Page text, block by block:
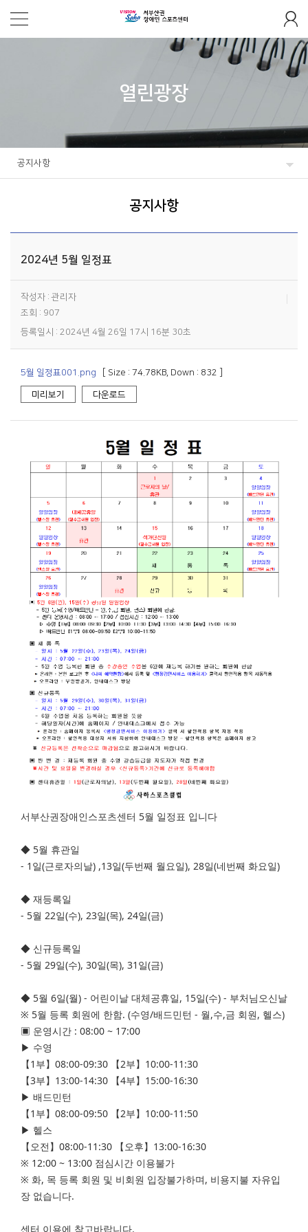
열린광장
공지사항
공지사항
2024년 5월 일정표
작성자 : 관리자
조회 : 907
등록일시 : 2024년 4월 26일 17시 16분 30초
5월 일정표001.png [ Size : 74.78KB, Down : 832 ]
미리보기 다운로드
서부산권장애인스포츠센터 5월 일정표 입니다
◆ 5월 휴관일
- 1일(근로자의날) ,13일(두번째 월요일), 28일(네번째 화요일)
◆ 재등록일
- 5월 22일(수), 23일(목), 24일(금)
◆ 신규등록일
- 5월 29일(수), 30일(목), 31일(금)
◆ 5월 6일(월) - 어린이날 대체공휴일, 15일(수) - 부처님오신날
※ 5월 등록 회원에 한함. (수영/배드민턴 - 월,수,금 회원, 헬스)
▣ 운영시간 : 08:00 ~ 17:00
▶ 수영
【1부】08:00-09:30 【2부】10:00-11:30
【3부】13:00-14:30 【4부】15:00-16:30
▶ 배드민턴
【1부】08:00-09:50 【2부】10:00-11:50
▶ 헬스
【오전】08:00-11:30 【오후】13:00-16:30
※ 12:00 ~ 13:00 점심시간 이용불가
※ 화, 목 등록 회원 및 비회원 입장불가하며, 비용지불 자유입
장 없습니다.
센터 이용에 참고바랍니다.